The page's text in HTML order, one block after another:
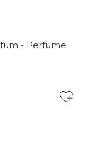
- Perfume